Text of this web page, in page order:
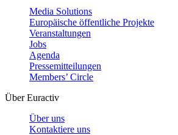
Media Solutions
Europäische öffentliche Projekte
Veranstaltungen
Jobs
Agenda
Pressemitteilungen
Members’ Circle
Über Euractiv
Über uns
Kontaktiere uns